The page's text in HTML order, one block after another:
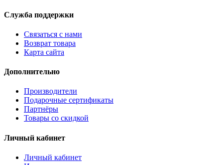
Служба поддержки
Связаться с нами
Возврат товара
Карта сайта
Дополнительно
Производители
Подарочные сертификаты
Партнёры
Товары со скидкой
Личный кабинет
Личный кабинет